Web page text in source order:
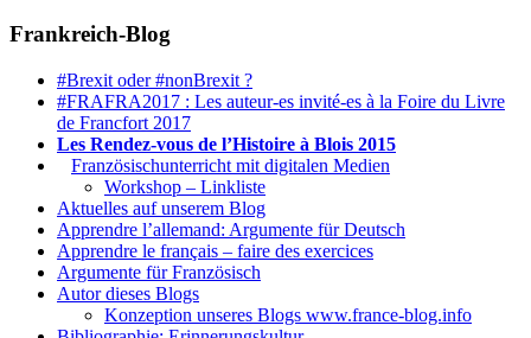
Frankreich-Blog
#Brexit oder #nonBrexit ?
#FRAFRA2017 : Les auteur-es invité-es à la Foire du Livre
de Francfort 2017
Les Rendez-vous de l’Histoire à Blois 2015
Französischunterricht mit digitalen Medien
Workshop – Linkliste
Aktuelles auf unserem Blog
Apprendre l’allemand: Argumente für Deutsch
Apprendre le français – faire des exercices
Argumente für Französisch
Autor dieses Blogs
Konzeption unseres Blogs www.france-blog.info